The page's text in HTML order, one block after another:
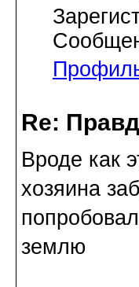
Re:
Вроде как
хозяина
землю